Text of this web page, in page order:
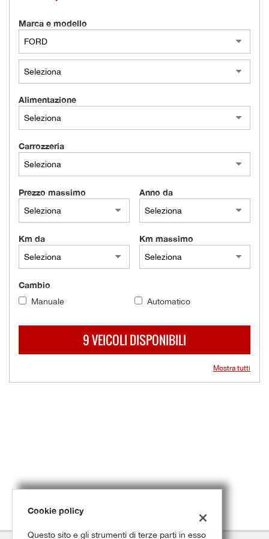
AZIENDA
NEWS
AREA COMMERCIANTI
Marca e modello
Alimentazione
Carrozzeria
Prezzo massimo Anno da
Km da Km massimo
Cambio
Manuale Automatico
9 VEICOLI DISPONIBILI
Mostra tutti
Cookie policy
Questo sito e gli strumenti di terze parti in esso
tracciamento
adottiamo
per
offrire
funzionalità
svolgere
seguito
descritte.
maggiori
informazioni
sull'utilità
sul
funzionamento
di
questi
di
alla
qualsiasi